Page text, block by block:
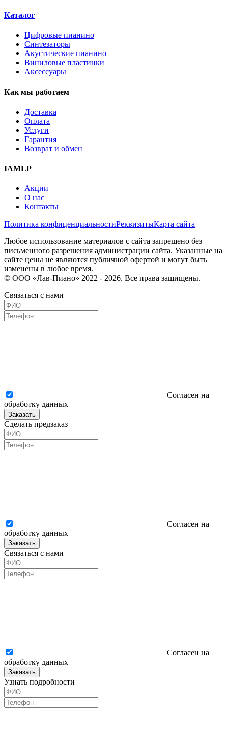
Каталог
Цифровые пианино
Синтезаторы
Акустические пианино
Виниловые пластинки
Аксессуары
Как мы работаем
Доставка
Оплата
Услуги
Гарантия
Возврат и обмен
IAMLP
Акции
О нас
Контакты
Политика конфиценциальностиРеквизитыКарта сайта
Любое использование материалов с сайта запрещено без
письменного разрешения администрации сайта. Указанные на
сайте цены не являются публичной офертой и могут быть
изменены в любое время.
© ООО «Лав-Пиано» 2022 - 2026. Все права защищены.
Связаться с нами
Согласен на
обработку данных
Заказать
Сделать предзаказ
Согласен на
обработку данных
Заказать
Связаться с нами
Согласен на
обработку данных
Заказать
Узнать подробности